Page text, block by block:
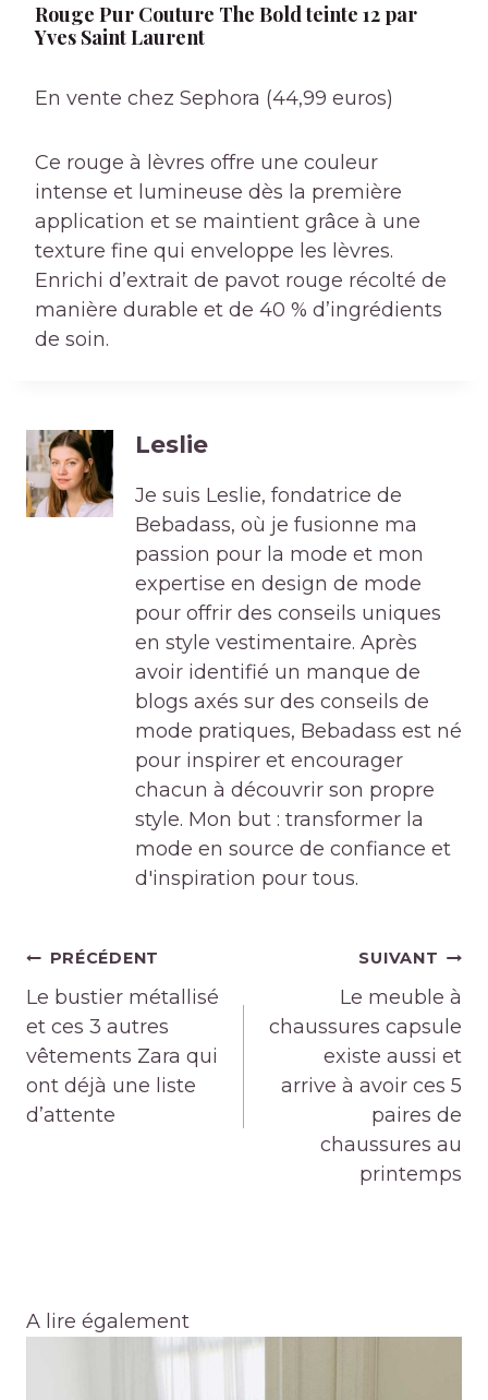
Rouge Pur Couture The Bold teinte 12 par
Yves Saint Laurent
En vente chez Sephora (44,99 euros)
Ce rouge à lèvres offre une couleur
intense et lumineuse dès la première
application et se maintient grâce à une
texture fine qui enveloppe les lèvres.
Enrichi d’extrait de pavot rouge récolté de
manière durable et de 40 % d’ingrédients
de soin.
Leslie
Je suis Leslie, fondatrice de
Bebadass, où je fusionne ma
passion pour la mode et mon
expertise en design de mode
pour offrir des conseils uniques
en style vestimentaire. Après
avoir identifié un manque de
blogs axés sur des conseils de
mode pratiques, Bebadass est né
pour inspirer et encourager
chacun à découvrir son propre
style. Mon but : transformer la
mode en source de confiance et
d'inspiration pour tous.
Navigation
de
l’article
PRÉCÉDENT
Le bustier métallisé
et ces 3 autres
vêtements Zara qui
ont déjà une liste
d’attente
SUIVANT
Le meuble à
chaussures capsule
existe aussi et
arrive à avoir ces 5
paires de
chaussures au
printemps
A lire également